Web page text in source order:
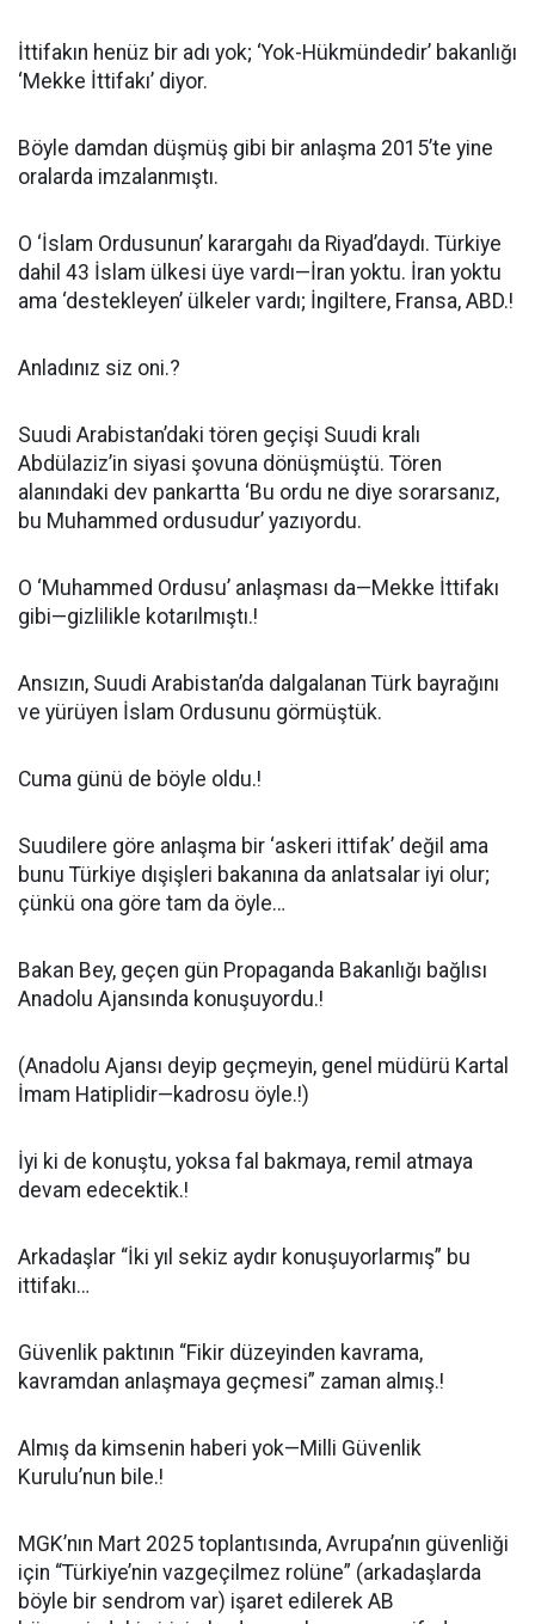
İttifakın henüz bir adı yok; ‘Yok-Hükmündedir’ bakanlığı
‘Mekke İttifakı’ diyor.
Böyle damdan düşmüş gibi bir anlaşma 2015’te yine
oralarda imzalanmıştı.
O ‘İslam Ordusunun’ karargahı da Riyad’daydı. Türkiye
dahil 43 İslam ülkesi üye vardı—İran yoktu. İran yoktu
ama ‘destekleyen’ ülkeler vardı; İngiltere, Fransa, ABD.!
Anladınız siz oni.?
Suudi Arabistan’daki tören geçişi Suudi kralı
Abdülaziz’in siyasi şovuna dönüşmüştü. Tören
alanındaki dev pankartta ‘Bu ordu ne diye sorarsanız,
bu Muhammed ordusudur’ yazıyordu.
O ‘Muhammed Ordusu’ anlaşması da—Mekke İttifakı
gibi—gizlilikle kotarılmıştı.!
Ansızın, Suudi Arabistan’da dalgalanan Türk bayrağını
ve yürüyen İslam Ordusunu görmüştük.
Cuma günü de böyle oldu.!
Suudilere göre anlaşma bir ‘askeri ittifak’ değil ama
bunu Türkiye dışişleri bakanına da anlatsalar iyi olur;
çünkü ona göre tam da öyle…
Bakan Bey, geçen gün Propaganda Bakanlığı bağlısı
Anadolu Ajansında konuşuyordu.!
(Anadolu Ajansı deyip geçmeyin, genel müdürü Kartal
İmam Hatiplidir—kadrosu öyle.!)
İyi ki de konuştu, yoksa fal bakmaya, remil atmaya
devam edecektik.!
Arkadaşlar “İki yıl sekiz aydır konuşuyorlarmış” bu
ittifakı…
Güvenlik paktının “Fikir düzeyinden kavrama,
kavramdan anlaşmaya geçmesi” zaman almış.!
Almış da kimsenin haberi yok—Milli Güvenlik
Kurulu’nun bile.!
MGK’nın Mart 2025 toplantısında, Avrupa’nın güvenliği
için “Türkiye’nin vazgeçilmez rolüne” (arkadaşlarda
böyle bir sendrom var) işaret edilerek AB